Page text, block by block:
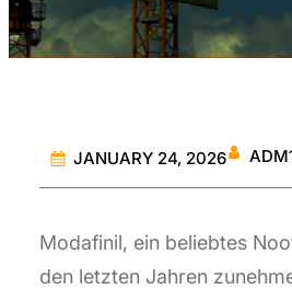
JANUARY 24, 2026
Modafinil, ein beliebtes
den letzten Jahren